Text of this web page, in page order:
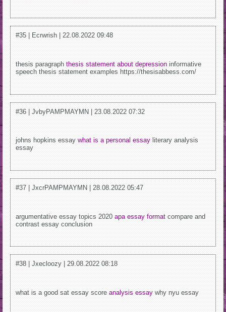
#35 | Ecrwrish | 22.08.2022 09:48
thesis paragraph thesis statement about depression informative
speech thesis statement examples https://thesisabbess.com/
#36 | JvbyPAMPMAYMN | 23.08.2022 07:32
johns hopkins essay what is a personal essay literary analysis
essay
#37 | JxcrPAMPMAYMN | 28.08.2022 05:47
argumentative essay topics 2020 apa essay format compare and
contrast essay conclusion
#38 | Jxecloozy | 29.08.2022 08:18
what is a good sat essay score analysis essay why nyu essay